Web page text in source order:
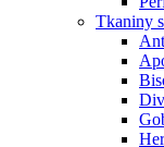
Tkaniny